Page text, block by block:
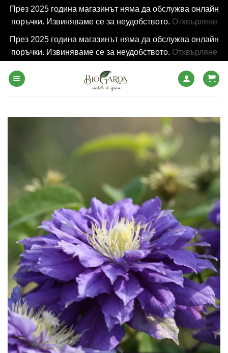
През 2025 година магазинът няма да обслужва онлайн
поръчки. Извиняваме се за неудобството. Отхвърляне
През 2025 година магазинът няма да обслужва онлайн
поръчки. Извиняваме се за неудобството. Отхвърляне